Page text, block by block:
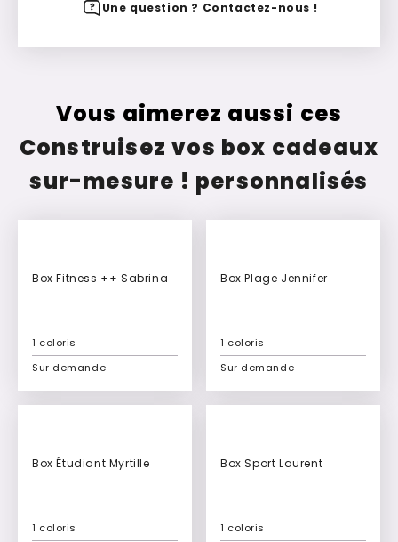
Une question ? Contactez-nous !
Vous aimerez aussi ces
Construisez vos box cadeaux
sur-mesure ! personnalisés
Box Fitness ++ Sabrina
Sur demande
1 coloris
Ajouter à mon devis
Box Plage Jennifer
Sur demande
1 coloris
Ajouter à mon devis
Box Étudiant Myrtille
1 coloris
Box Sport Laurent
1 coloris